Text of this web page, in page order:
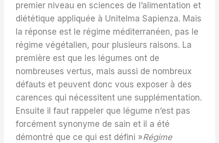
premier niveau en sciences de l’alimentation et
diététique appliquée à Unitelma Sapienza. Mais
la réponse est le régime méditerranéen, pas le
régime végétalien, pour plusieurs raisons. La
première est que les légumes ont de
nombreuses vertus, mais aussi de nombreux
défauts et peuvent donc vous exposer à des
carences qui nécessitent une supplémentation.
Ensuite il faut rappeler que légume n’est pas
forcément synonyme de sain et il a été
démontré que ce qui est défini »Régime